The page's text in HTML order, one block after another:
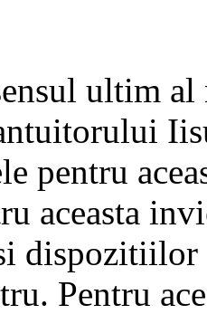
ultim al
pentru
aceasta
dispozitiilor
Pentru